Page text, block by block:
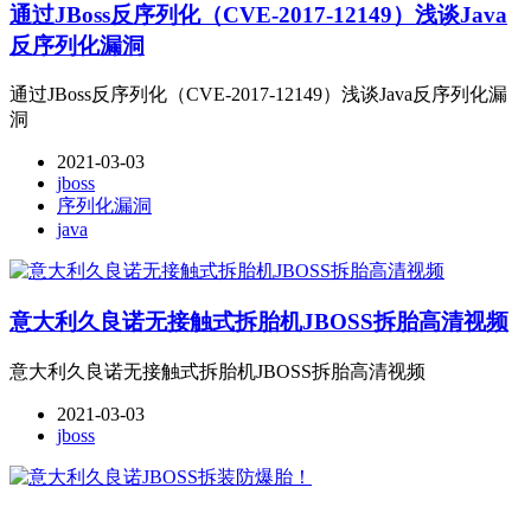
通过JBoss反序列化（CVE-2017-12149）浅谈Java
反序列化漏洞
通过JBoss反序列化（CVE-2017-12149）浅谈Java反序列化漏
洞
2021-03-03
jboss
序列化漏洞
java
意大利久良诺无接触式拆胎机JBOSS拆胎高清视频
意大利久良诺无接触式拆胎机JBOSS拆胎高清视频
2021-03-03
jboss